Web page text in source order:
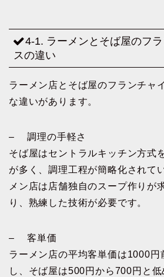
4-1. ラーメンとそば屋のフ
スの違い
ラーメン店とそば屋のフランチャ
な違いがあります。
– 調理の手軽さ
そば屋はセントラルキッチン方式
が多く、調理工程が簡略化されて
メン店は店舗独自のスープ作りが
り、熟練した技術が必要です。
– 客単価
ラーメン店の平均客単価は1000円
し、そば屋は500円から700円と低